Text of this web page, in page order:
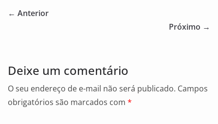
e
k
← Anterior
Próximo →
Deixe um comentário
O seu endereço de e-mail não será publicado. Campos
obrigatórios são marcados com *